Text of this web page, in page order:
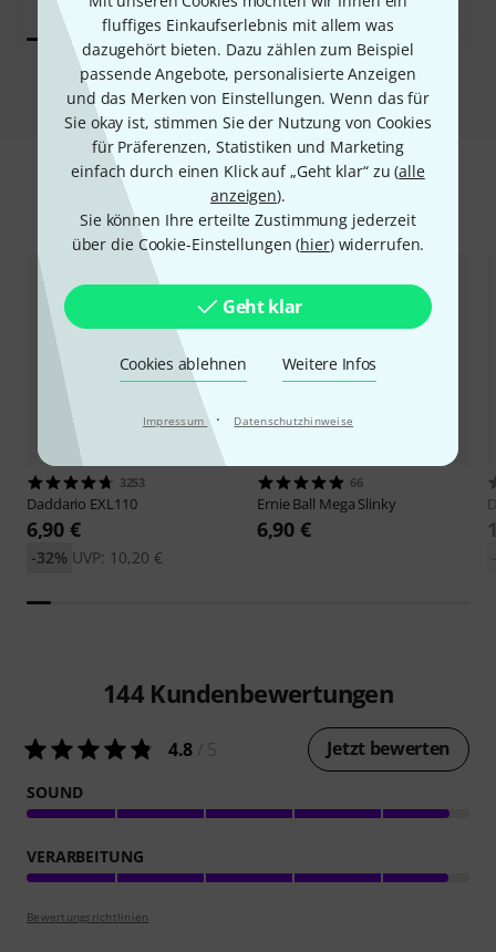
fluffiges Einkaufserlebnis mit allem was
dazugehört bieten. Dazu zählen zum Beispiel
passende Angebote, personalisierte Anzeigen
und das Merken von Einstellungen. Wenn das für
Sie okay ist, stimmen Sie der Nutzung von Cookies
für Präferenzen, Statistiken und Marketing
einfach durch einen Klick auf „Geht klar“ zu (alle
anzeigen).
Sie können Ihre erteilte Zustimmung jederzeit
über die Cookie-Einstellungen (hier) widerrufen.
Geht klar
Cookies ablehnen Weitere Infos
Impressum · Datenschutzhinweise
Vergleichen
Zubehör & passende Artikel
3253
Daddario EXL110
6,90 €
UVP: 10,20 €
-32%
66
Ernie Ball Mega Slinky
6,90 €
144 Kundenbewertungen
4.8 Jetzt bewerten
SOUND
VERARBEITUNG
Bewertungsrichtlinien